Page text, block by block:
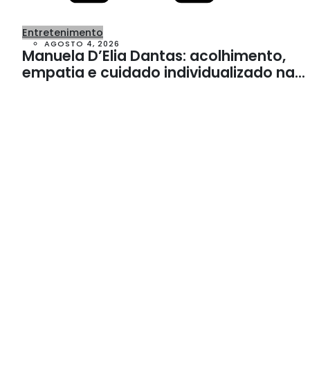
Entretenimento
AGOSTO 4, 2026
Manuela D’Elia Dantas: acolhimento,
empatia e cuidado individualizado na